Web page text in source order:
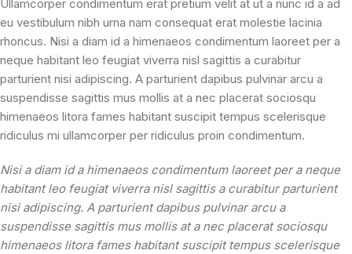
Ullamcorper condimentum erat pretium velit at ut a nunc id a ad
eu vestibulum nibh urna nam consequat erat molestie lacinia
rhoncus. Nisi a diam id a himenaeos condimentum laoreet per a
neque habitant leo feugiat viverra nisl sagittis a curabitur
parturient nisi adipiscing. A parturient dapibus pulvinar arcu a
suspendisse sagittis mus mollis at a nec placerat sociosqu
himenaeos litora fames habitant suscipit tempus scelerisque
ridiculus mi ullamcorper per ridiculus proin condimentum.
Nisi a diam id a himenaeos condimentum laoreet per a neque
habitant leo feugiat viverra nisl sagittis a curabitur parturient
nisi adipiscing. A parturient dapibus pulvinar arcu a
suspendisse sagittis mus mollis at a nec placerat sociosqu
himenaeos litora fames habitant suscipit tempus scelerisque